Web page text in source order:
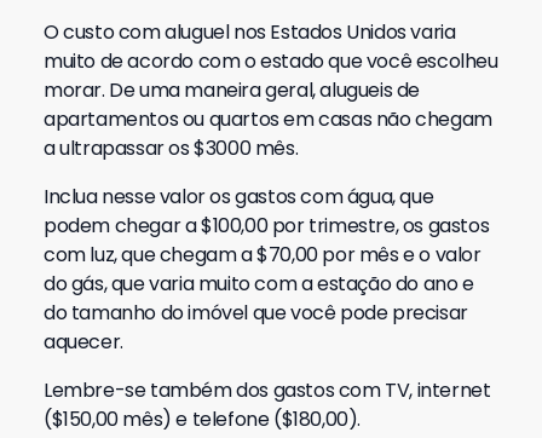
O custo com aluguel nos Estados Unidos varia
muito de acordo com o estado que você escolheu
morar. De uma maneira geral, alugueis de
apartamentos ou quartos em casas não chegam
a ultrapassar os $3000 mês.
Inclua nesse valor os gastos com água, que
podem chegar a $100,00 por trimestre, os gastos
com luz, que chegam a $70,00 por mês e o valor
do gás, que varia muito com a estação do ano e
do tamanho do imóvel que você pode precisar
aquecer.
Lembre-se também dos gastos com TV, internet
($150,00 mês) e telefone ($180,00).